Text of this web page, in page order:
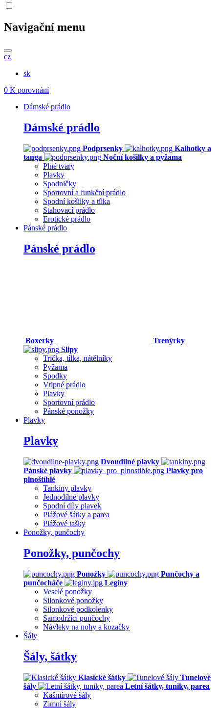
Navigační menu
cz
sk
0 K porovnání
Dámské prádlo
Dámské prádlo
Podprsenky
Kalhotky a
tanga
Noční košilky a pyžama
Plné tvary
Plavky
Spodničky
Sportovní a funkční prádlo
Spodní košilky a tílka
Stahovací prádlo
Erotické prádlo
Pánské prádlo
Pánské prádlo
Boxerky
Trenýrky
Slipy
Trička, tílka, nátělníky
Pyžama
Spodky
Vtipné prádlo
Plavky
Sportovní prádlo
Pánské ponožky
Plavky
Plavky
Dvoudílné plavky
Pánské plavky
Plavky pro
plnoštíhlé
Tankiny plavky
Jednodílné plavky
Spodní díly plavek
Plážové šátky a parea
Plážové tašky
Ponožky, punčochy
Ponožky, punčochy
Ponožky
Punčochy a
punčocháče
Legíny
Veselé ponožky
Silonkové ponožky
Silonkové podkolenky
Samodržící punčochy
Návleky na nohy a kozačky
Šály
Šály, šátky
Klasické šátky
Tunelové
šály
Letní šátky, tuniky, parea
Kašmírové šály
Zimní šály